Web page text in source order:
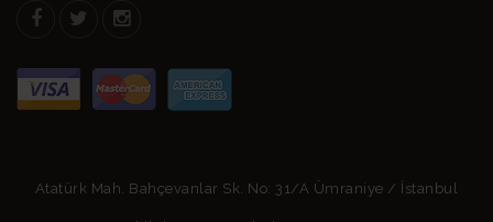
Atatürk Mah. Bahçevanlar Sk. No: 31/A Ümraniye / İstanbul